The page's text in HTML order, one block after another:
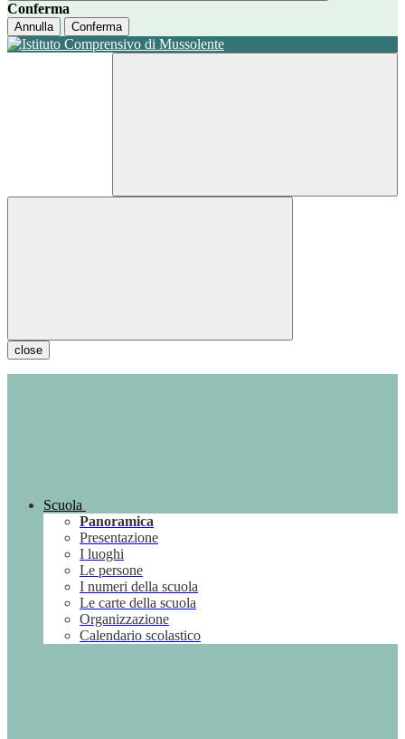
Conferma
Annulla Conferma
close
Scuola
Panoramica
Presentazione
I luoghi
Le persone
I numeri della scuola
Le carte della scuola
Organizzazione
Calendario scolastico